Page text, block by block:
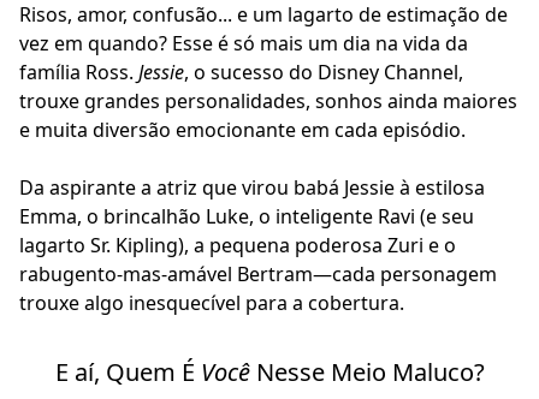
Risos, amor, confusão... e um lagarto de estimação de
vez em quando? Esse é só mais um dia na vida da
família Ross. Jessie, o sucesso do Disney Channel,
trouxe grandes personalidades, sonhos ainda maiores
e muita diversão emocionante em cada episódio.
Da aspirante a atriz que virou babá Jessie à estilosa
Emma, o brincalhão Luke, o inteligente Ravi (e seu
lagarto Sr. Kipling), a pequena poderosa Zuri e o
rabugento-mas-amável Bertram—cada personagem
trouxe algo inesquecível para a cobertura.
E aí, Quem É VocêNesse Meio Maluco?